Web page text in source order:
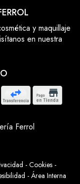
y maquillaje
en nuestra
Ferrol
- Cookies-
- Área Interna